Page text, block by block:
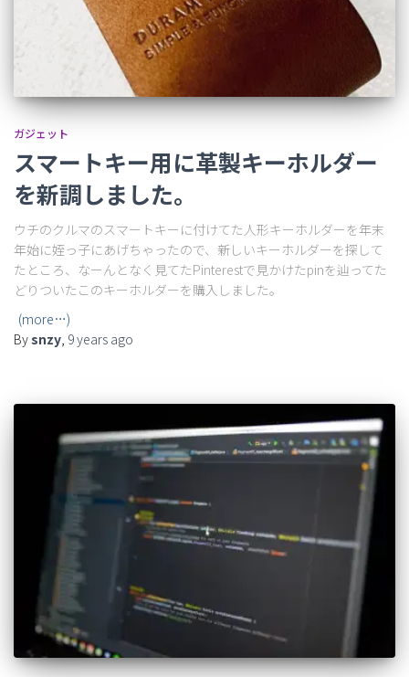
ガジェット
スマートキー用に革製キーホルダー
を新調しました。
ウチのクルマのスマートキーに付けてた人形キーホルダーを年末
年始に姪っ子にあげちゃったので、新しいキーホルダーを探して
たところ、なーんとなく見てたPinterestで見かけたpinを辿ってた
どりついたこのキーホルダーを購入しました。
(more…)
Bysnzy 9 years ago